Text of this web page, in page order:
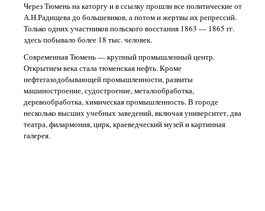
Через Тюмень на каторгу и в ссылку прошли все политические от
А.Н.Радищева до большевиков, а потом и жертвы их репрессий.
Только одних участников польского восстания 1863 — 1865 гг.
здесь побывало более 18 тыс. человек.
Современная Тюмень — крупный промышленный центр.
Открытием века стала тюменская нефть. Кроме
нефтегазодобывающей промышленности, развиты
машиностроение, судостроение, металообработка,
деревообработка, химическая промышленность. В городе
несколько высших учебных заведений, включая университет, два
театра, филармония, цирк, краеведческий музей и картинная
галерея.